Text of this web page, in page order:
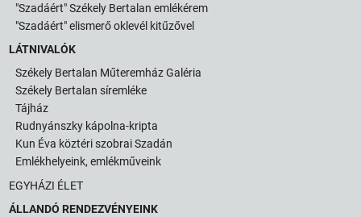
"Szadáért" Székely Bertalan emlékérem
"Szadáért" elismerő oklevél kitűzővel
LÁTNIVALÓK
Székely Bertalan Műteremház Galéria
Székely Bertalan síremléke
Tájház
Rudnyánszky kápolna-kripta
Kun Éva köztéri szobrai Szadán
Emlékhelyeink, emlékműveink
EGYHÁZI ÉLET
ÁLLANDÓ RENDEZVÉNYEINK